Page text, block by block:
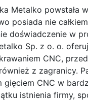
Metalko powstała
posiada nie całkiem
doświadczenie w
Sp. z o. o.
CNC,
z zagranicy.
gięciem CNC w
istnienia firmy,